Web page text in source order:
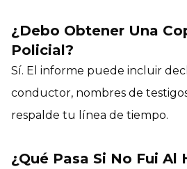
¿Debo Obtener Una
Policial?
Sí. El informe puede incluir
conductor, nombres de
respalde tu línea de tiempo.
¿Qué Pasa Si No Fui Al